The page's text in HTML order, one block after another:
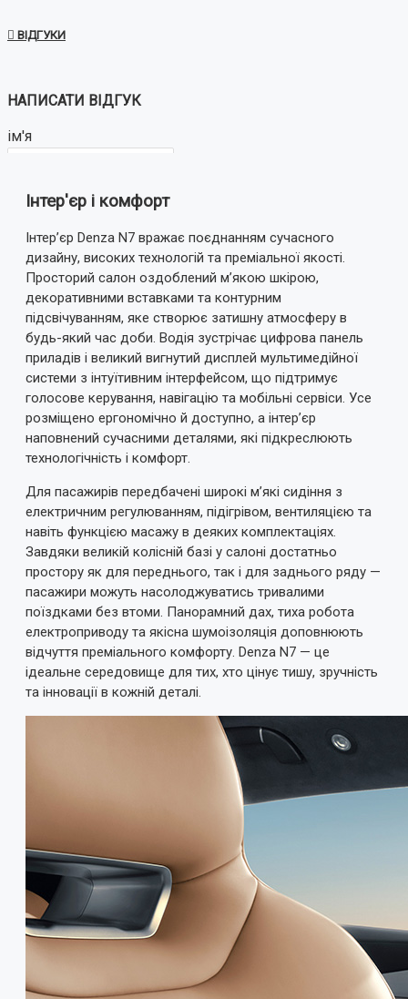
ВІДГУКИ
НАПИСАТИ ВІДГУК
ім'я
Ваш відгук:
Примітка:HTML розмітка не підтримується!
Використовуйте звичайний текст.
Оцінка
Погано
Добре
ВІДПРАВИТИ ВІДГУК
Інтер'єр і комфорт
Інтер’єр Denza N7 вражає поєднанням сучасного
дизайну, високих технологій та преміальної якості.
Просторий салон оздоблений м’якою шкірою,
декоративними вставками та контурним
підсвічуванням, яке створює затишну атмосферу в
будь-який час доби. Водія зустрічає цифрова панель
приладів і великий вигнутий дисплей мультимедійної
системи з інтуїтивним інтерфейсом, що підтримує
голосове керування, навігацію та мобільні сервіси. Усе
розміщено ергономічно й доступно, а інтер’єр
наповнений сучасними деталями, які підкреслюють
технологічність і комфорт.
Для пасажирів передбачені широкі м’які сидіння з
електричним регулюванням, підігрівом, вентиляцією та
навіть функцією масажу в деяких комплектаціях.
Завдяки великій колісній базі у салоні достатньо
простору як для переднього, так і для заднього ряду —
пасажири можуть насолоджуватись тривалими
поїздками без втоми. Панорамний дах, тиха робота
електроприводу та якісна шумоізоляція доповнюють
відчуття преміального комфорту. Denza N7 — це
ідеальне середовище для тих, хто цінує тишу, зручність
та інновації в кожній деталі.